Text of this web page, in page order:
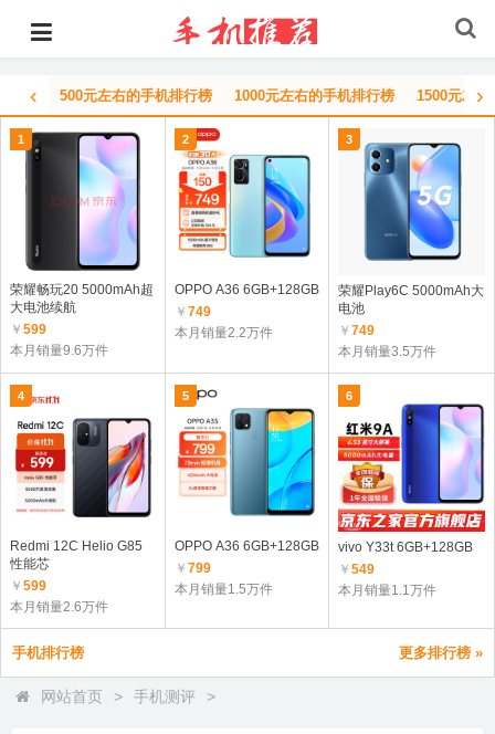
‹ 500元左右的手机排行榜 1000元左右的手机排行榜 1500元左›
1
荣耀畅玩20 5000mAh超
大电池续航
￥ 599
本月销量9.6万件
2
OPPO A36 6GB+128GB
￥ 749
本月销量2.2万件
3
荣耀Play6C 5000mAh大
电池
￥749
本月销量3.5万件
4
Redmi 12C Helio G85
性能芯
￥ 599
本月销量2.6万件
5
OPPO A36 6GB+128GB
￥ 799
本月销量1.5万件
6
vivo Y33t 6GB+128GB
￥549
本月销量1.1万件
手机排行榜 更多排行榜 »
网站首页 > 手机测评 >